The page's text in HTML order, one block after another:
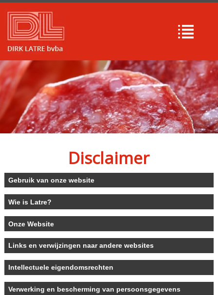
Disclaimer
Gebruik van onze website
Wie is Latre?
Onze Website
Links en verwijzingen naar andere websites
Intellectuele eigendomsrechten
Verwerking en bescherming van persoonsgegevens